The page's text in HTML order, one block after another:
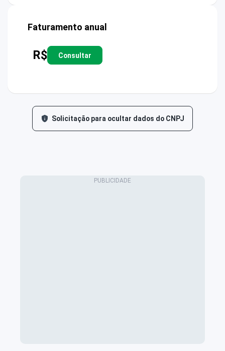
Faturamento anual
R$ Consultar
Solicitação para ocultar dados do CNPJ